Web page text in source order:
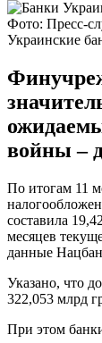
Фото: Пресс-
Украинские
войны –
По итогам 11
составила
месяцев
данные
Указано, что
322,053 млрд
При этом